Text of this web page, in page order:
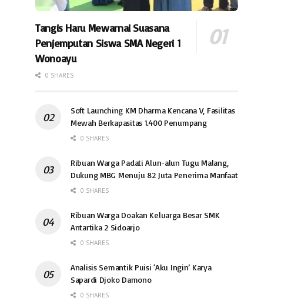
Tangis Haru Mewarnai Suasana
Penjemputan Siswa SMA Negeri 1
Wonoayu
0 SHARES
Soft Launching KM Dharma Kencana V, Fasilitas
Mewah Berkapasitas 1.400 Penumpang
0 SHARES
Ribuan Warga Padati Alun-alun Tugu Malang,
Dukung MBG Menuju 82 Juta Penerima Manfaat
0 SHARES
Ribuan Warga Doakan Keluarga Besar SMK
Antartika 2 Sidoarjo
0 SHARES
Analisis Semantik Puisi ‘Aku Ingin’ Karya
Sapardi Djoko Damono
0 SHARES